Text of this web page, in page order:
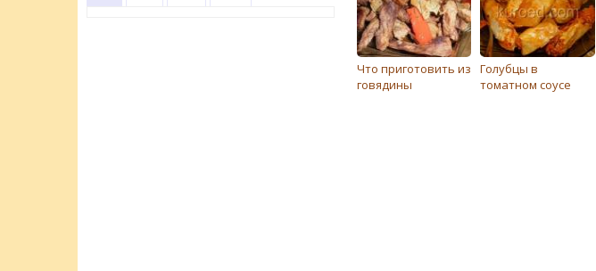
Что приготовить из
говядины
Голубцы в
томатном соусе